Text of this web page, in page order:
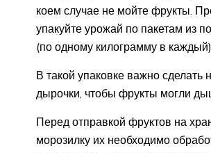
коем случае не мойте фрукты.
упакуйте урожай по пакетам из
(по одному килограмму в каждый)
В такой упаковке важно сделать
дырочки, чтобы фрукты могли
Перед отправкой фруктов на
морозилку их необходимо